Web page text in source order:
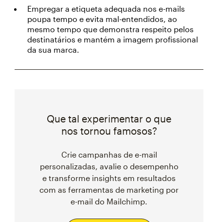
Empregar a etiqueta adequada nos e-mails
poupa tempo e evita mal-entendidos, ao
mesmo tempo que demonstra respeito pelos
destinatários e mantém a imagem profissional
da sua marca.
Que tal experimentar o que
nos tornou famosos?
Crie campanhas de e-mail
personalizadas, avalie o desempenho
e transforme insights em resultados
com as ferramentas de marketing por
e-mail do Mailchimp.